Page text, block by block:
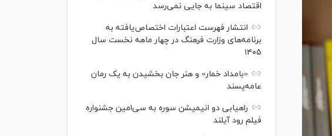
اقتصاد سینما به جایی نمی‌رسد
انتشار فهرست اعتبارات اختصاص‌یافته به
برنامه‌های وزارت فرهنگ در چهار ماهه نخست سال
۱۴۰۵
«بامداد خمار» و هنر جان بخشیدن به یک رمان
عامه‌پسند
راهیابی دو انیمیشن سوره به سی‌امین جشنواره
فیلم رود آیلند